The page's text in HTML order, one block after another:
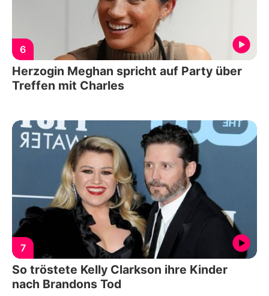
6
Herzogin Meghan spricht auf Party über
Treffen mit Charles
7
So tröstete Kelly Clarkson ihre Kinder
nach Brandons Tod